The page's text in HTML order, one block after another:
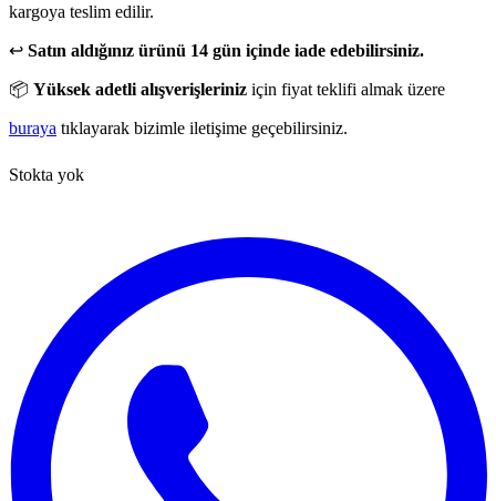
kargoya teslim edilir.
↩️ Satın aldığınız ürünü 14 gün içinde iade edebilirsiniz.
📦 Yüksek adetli alışverişleriniz için fiyat teklifi almak üzere
buraya tıklayarak bizimle iletişime geçebilirsiniz.
Stokta yok